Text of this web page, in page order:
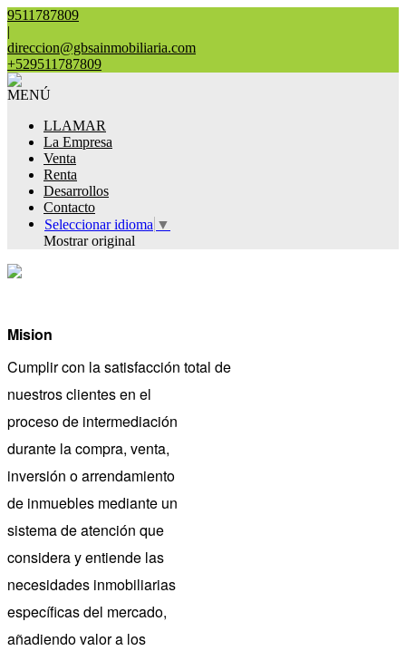
9511787809
|
direccion@gbsainmobiliaria.com
+529511787809
MENÚ
LLAMAR
La Empresa
Venta
Renta
Desarrollos
Contacto
Seleccionar idioma ▼
Mostrar original
Mision
Cumplir con la satisfacción total de
nuestros clientes en el
proceso de intermediación
durante la compra, venta,
inversión o arrendamiento
de inmuebles mediante un
sistema de atención que
considera y entiende las
necesidades inmobiliarias
específicas del mercado,
añadiendo valor a los